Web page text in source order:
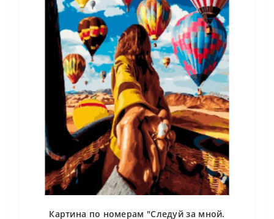
Картина по номерам "Следуй за мной.